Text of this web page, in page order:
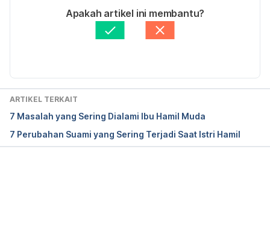
pregnant-in-your-20s
Ditulis oleh Lika Aprilia Samiadi
Ditinjau secara medis oleh
dr. Tania Savitri
Diperbarui oleh: Nanda Saputri
Apakah artikel ini membantu?
ARTIKEL TERKAIT
7 Masalah yang Sering Dialami Ibu Hamil Muda
7 Perubahan Suami yang Sering Terjadi Saat Istri Hamil